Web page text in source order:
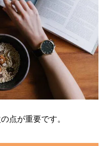
点が重要です。